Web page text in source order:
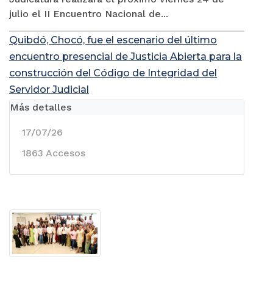
julio el II Encuentro Nacional de...
Quibdó, Chocó, fue el escenario del último
encuentro presencial de Justicia Abierta para la
construcción del Código de Integridad del
Servidor Judicial
Más detalles
17/07/26
1863 Accesos